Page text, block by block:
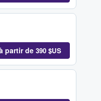
partir de 390 $US